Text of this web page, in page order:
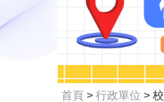
首頁 > 行政單位 >